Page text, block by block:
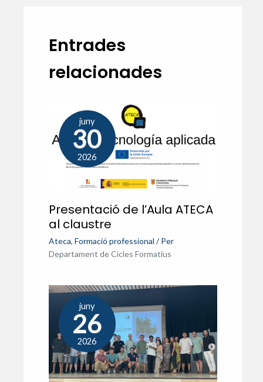
Entrades
relacionades
juny
30
2026
Presentació de l’Aula ATECA
al claustre
Ateca, Formació professional / Per
Departament de Cicles Formatius
juny
26
2026